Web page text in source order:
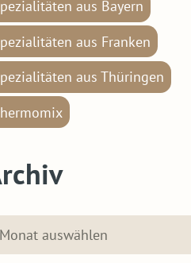
aus Bayern
aus Franken
aus Thüringen